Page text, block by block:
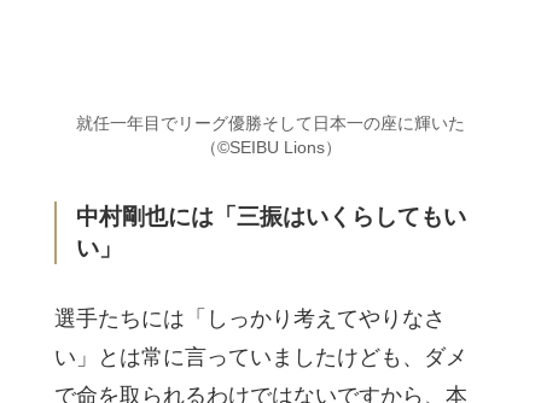
就任一年目でリーグ優勝そして日本一の座に輝いた
（©SEIBU Lions）
中村剛也には「三振はいくらしてもい
い」
選手たちには「しっかり考えてやりなさ
い」とは常に言っていましたけども、ダメ
で命を取られるわけではないですから、本